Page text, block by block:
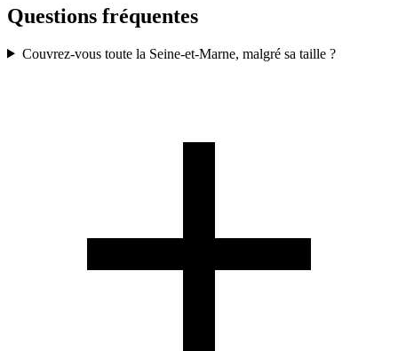
Questions fréquentes
Couvrez-vous toute la Seine-et-Marne, malgré sa taille ?